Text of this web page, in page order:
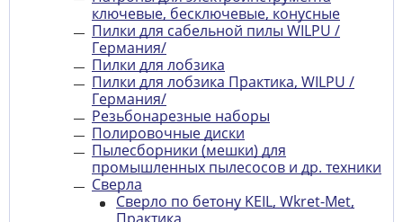
ключевые, бесключевые, конусные
Пилки для сабельной пилы WILPU /
Германия/
Пилки для лобзика
Пилки для лобзика Практика, WILPU /
Германия/
Резьбонарезные наборы
Полировочные диски
Пылесборники (мешки) для
промышленных пылесосов и др. техники
Сверла
Сверло по бетону KEIL, Wkret-Met,